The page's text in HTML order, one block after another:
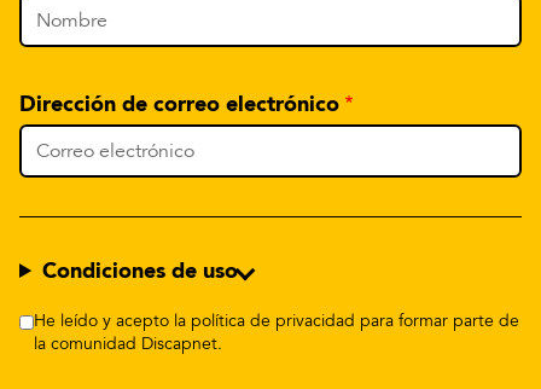
Dirección de correo electrónico
Condiciones de uso
He leído y acepto la política de privacidad para formar parte de
la comunidad Discapnet.